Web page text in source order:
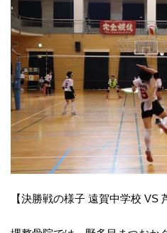
【決勝戦の様子 遠賀中学校 VS